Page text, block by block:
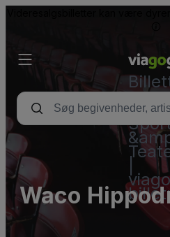
-
Waco
Theatre